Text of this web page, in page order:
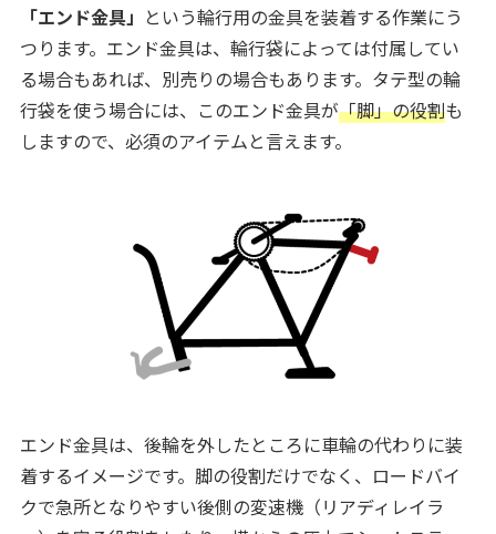
「エンド金具」 という輪行用の金具を装着する作業にう
つります。エンド金具は、輪行袋によっては付属してい
る場合もあれば、別売りの場合もあります。タテ型の輪
行袋を使う場合には、このエンド金具が「脚」の役割も
しますので、必須のアイテムと言えます。
エンド金具は、後輪を外したところに車輪の代わりに装
着するイメージです。脚の役割だけでなく、ロードバイ
クで急所となりやすい後側の変速機（リアディレイラ